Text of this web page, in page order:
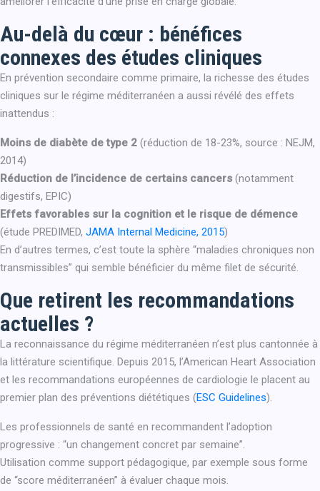
Au-delà du cœur : bénéfices
connexes des études cliniques
En prévention secondaire comme primaire, la richesse des études
cliniques sur le régime méditerranéen a aussi révélé des effets
inattendus :
Moins de diabète de type 2 (réduction de 18-23%, source : NEJM,
2014)
Réduction de l’incidence de certains cancers (notamment
digestifs, EPIC)
Effets favorables sur la cognition et le risque de démence
(étude PREDIMED, JAMA Internal Medicine, 2015)
En d’autres termes, c’est toute la sphère “maladies chroniques non
transmissibles” qui semble bénéficier du même filet de sécurité.
Que retirent les recommandations
actuelles ?
La reconnaissance du régime méditerranéen n’est plus cantonnée à
la littérature scientifique. Depuis 2015, l’American Heart Association
et les recommandations européennes de cardiologie le placent au
premier plan des préventions diététiques (ESC Guidelines).
Les professionnels de santé en recommandent l’adoption
progressive : “un changement concret par semaine”.
Utilisation comme support pédagogique, par exemple sous forme
de “score méditerranéen” à évaluer chaque mois.